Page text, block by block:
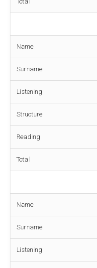
Name
Surname
Listening
Structure
Reading
Total
Name
Surname
Listening